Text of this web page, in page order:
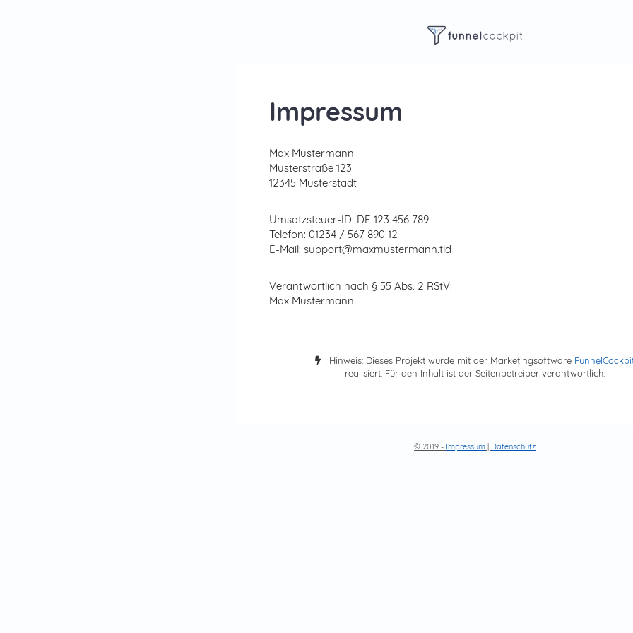
Impressum
Max Mustermann
Musterstraße 123
12345 Musterstadt
Umsatzsteuer-ID: DE 123 456 789
Telefon: 01234 / 567 890 12
E-Mail: support@maxmustermann.tld
Verantwortlich nach § 55 Abs. 2 RStV:
Max Mustermann
Hinweis: Dieses Projekt wurde mit der Marketingsoftware
realisiert. Für den Inhalt ist der Seitenbetreiber verantwortlich.
© 2019 - Impressum Datenschutz